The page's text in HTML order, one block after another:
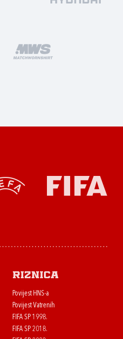
Riznica
Povijest HNS-a
Povijest Vatrenih
FIFA SP 1998.
FIFA SP 2018.